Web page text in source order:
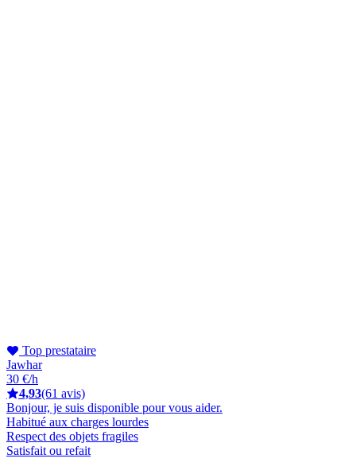
Top prestataire
Jawhar
30 €/h
4,93(61 avis)
Bonjour, je suis disponible pour vous aider.
Habitué aux charges lourdes
Respect des objets fragiles
Satisfait ou refait